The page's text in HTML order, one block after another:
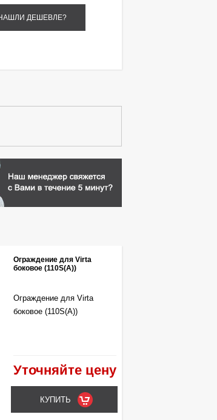
ДЕШЕВЛЕ?
Ограждение для Virta
боковое (110S(A))
Ограждение для Virta
боковое (110S(A))
Уточняйте цену